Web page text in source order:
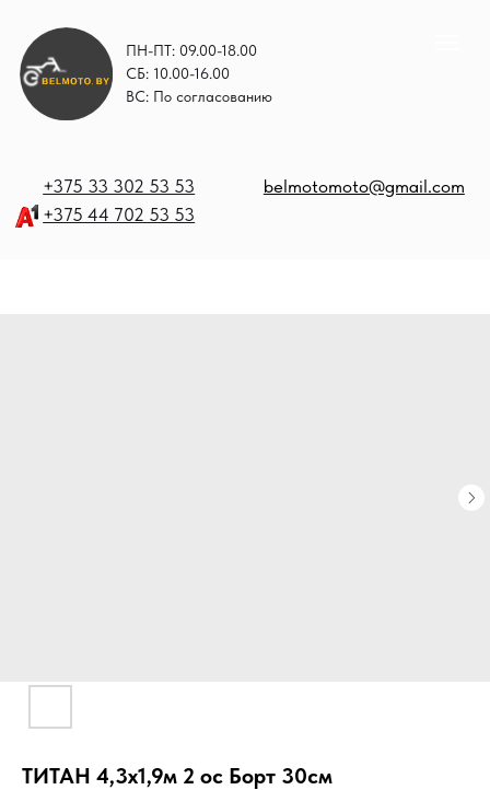
ПН-ПТ: 09.00-18.00
СБ: 10.00-16.00
ВС: По согласованию
ТИТАН 4,3х1,9м 2 ос Борт 30см